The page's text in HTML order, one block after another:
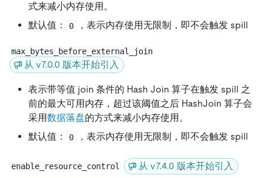
式来减小内存使用。
默认值：
0 ，表示内存使用无限制，即不会触发 spill
max_bytes_before_external_join
从 v7.0.0 版本开始引入
表示带等值 join 条件的 Hash Join 算子在触发 spill 之
前的最大可用内存，超过该阈值之后 HashJoin 算子会
采用数据落盘的方式来减小内存使用。
默认值：
0 ，表示内存使用无限制，即不会触发 spill
enable_resource_control 从 v7.4.0 版本开始引入